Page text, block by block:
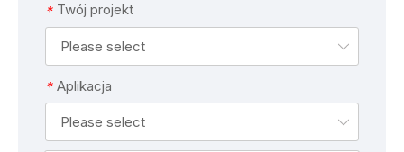
* Twój projekt
Please select
* Aplikacja
Please select